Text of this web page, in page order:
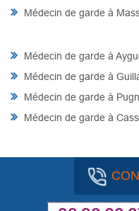
Médecin de garde à
Médecin de garde à
Médecin de garde à
Médecin de garde à
Médecin de garde à